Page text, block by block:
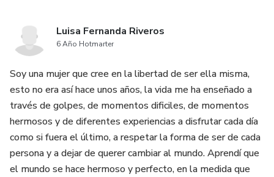
Luisa Fernanda Riveros
6 Año Hotmarter
Soy una mujer que cree en la libertad de ser ella misma,
esto no era así hace unos años, la vida me ha enseñado a
través de golpes, de momentos dificiles, de momentos
hermosos y de diferentes experiencias a disfrutar cada día
como si fuera el último, a respetar la forma de ser de cada
persona y a dejar de querer cambiar al mundo. Aprendí que
el mundo se hace hermoso y perfecto, en la medida que